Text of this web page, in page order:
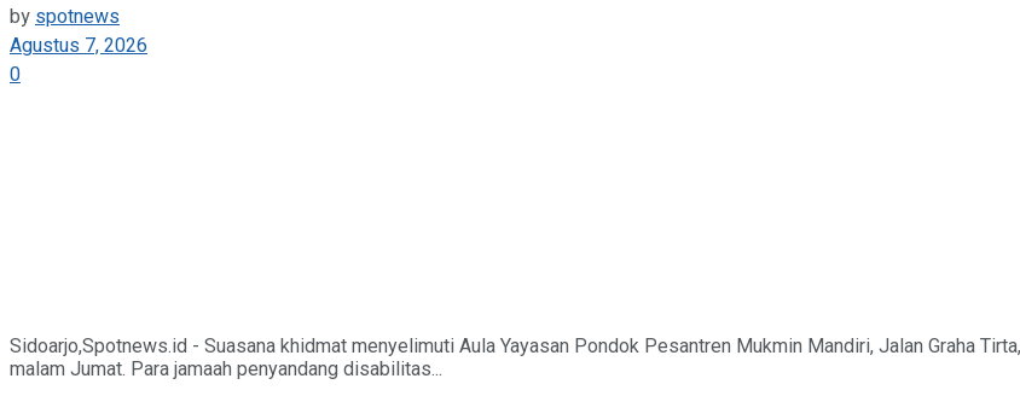
by spotnews
Agustus 7, 2026
0
Sidoarjo,Spotnews.id - Suasana khidmat menyelimuti Aula Yayasan Pondok Pesantren Mukmin Mandiri, Jalan Graha
malam Jumat. Para jamaah penyandang disabilitas...